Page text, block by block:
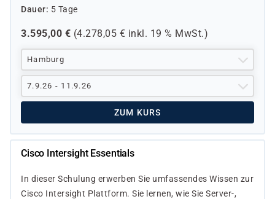
Dauer
5 Tage
3.595,00 € (4.278,05 € inkl. 19 % MwSt.)
Hamburg
7.9.26 - 11.9.26
ZUM KURS
Cisco Intersight Essentials
In dieser Schulung erwerben Sie umfassendes Wissen zur
Cisco Intersight Plattform. Sie lernen, wie Sie Server-,